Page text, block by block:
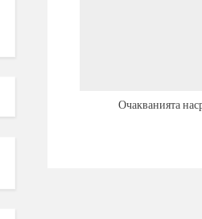
Очакванията